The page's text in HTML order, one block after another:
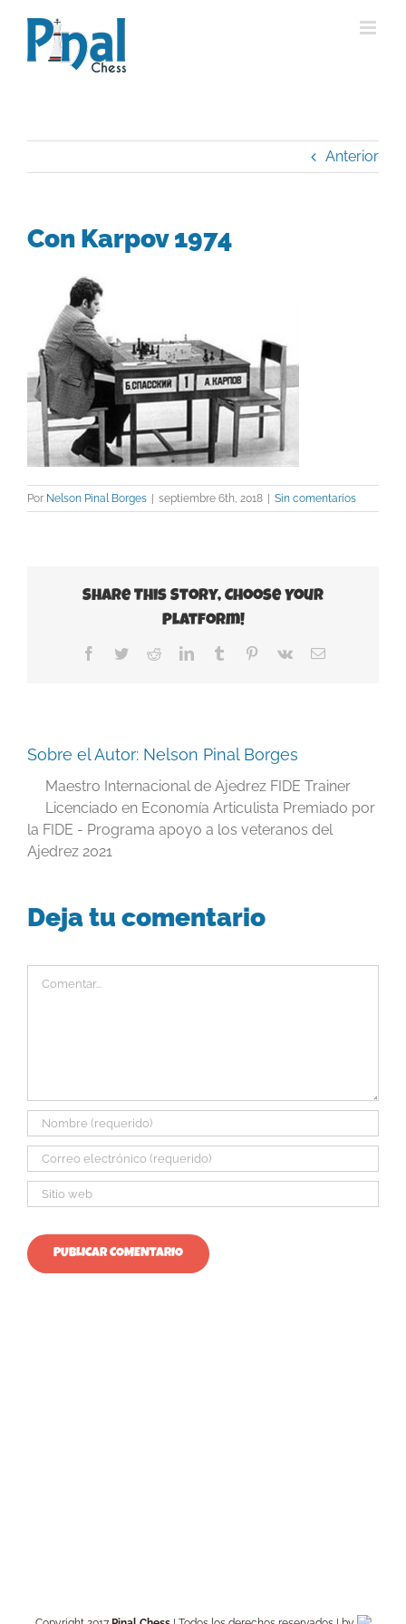
contenido
Anterior
Con Karpov 1974
Por Nelson Pinal Borges | septiembre 6th, 2018 | Sin comentarios
Share This Story, Choose Your
Platform!
Facebook
TwitterRedditLinkedInTumblr Pinterest
Vk
Correo
Sobre el Autor: Nelson Pinal Borges
Maestro Internacional de Ajedrez FIDE Trainer
Licenciado en Economía Articulista Premiado por
la FIDE - Programa apoyo a los veteranos del
Ajedrez 2021
Deja tu comentario